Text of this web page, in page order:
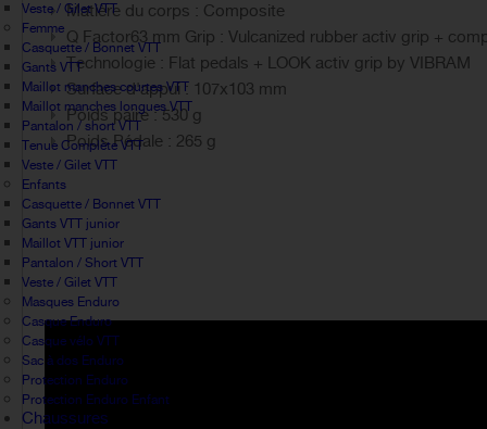
Veste / Gilet VTT
Femme
Casquette / Bonnet VTT
Gants VTT
Maillot manches courtes VTT
Maillot manches longues VTT
Pantalon / short VTT
Tenue Complète VTT
Veste / Gilet VTT
Enfants
Casquette / Bonnet VTT
Gants VTT junior
Maillot VTT junior
Pantalon / Short VTT
Veste / Gilet VTT
Masques Enduro
Casque Enduro
Casque vélo VTT
Sac à dos Enduro
Protection Enduro
Protection Enduro Enfant
Chaussures
Matière du corps : Composite
Q Factor63 mm Grip : Vulcanized rubber activ grip +
Technologie : Flat pedals + LOOK activ grip by VIBRAM
Surface d'appui : 107x103 mm
Poids paire : 530 g
Poids Pédale : 265 g